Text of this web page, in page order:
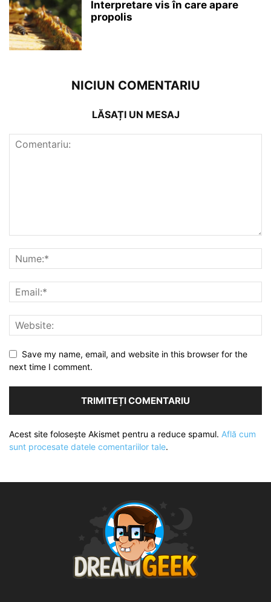
Interpretare vis în care apare
propolis
NICIUN COMENTARIU
LĂSAȚI UN MESAJ
Save my name, email, and website in this browser for the
next time I comment.
Acest site folosește Akismet pentru a reduce spamul. Află cum
sunt procesate datele comentariilor tale.